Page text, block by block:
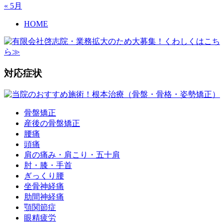
« 5月
HOME
対応症状
骨盤矯正
産後の骨盤矯正
腰痛
頭痛
肩の痛み・肩こり・五十肩
肘・膝・手首
ぎっくり腰
坐骨神経痛
肋間神経痛
顎関節症
眼精疲労